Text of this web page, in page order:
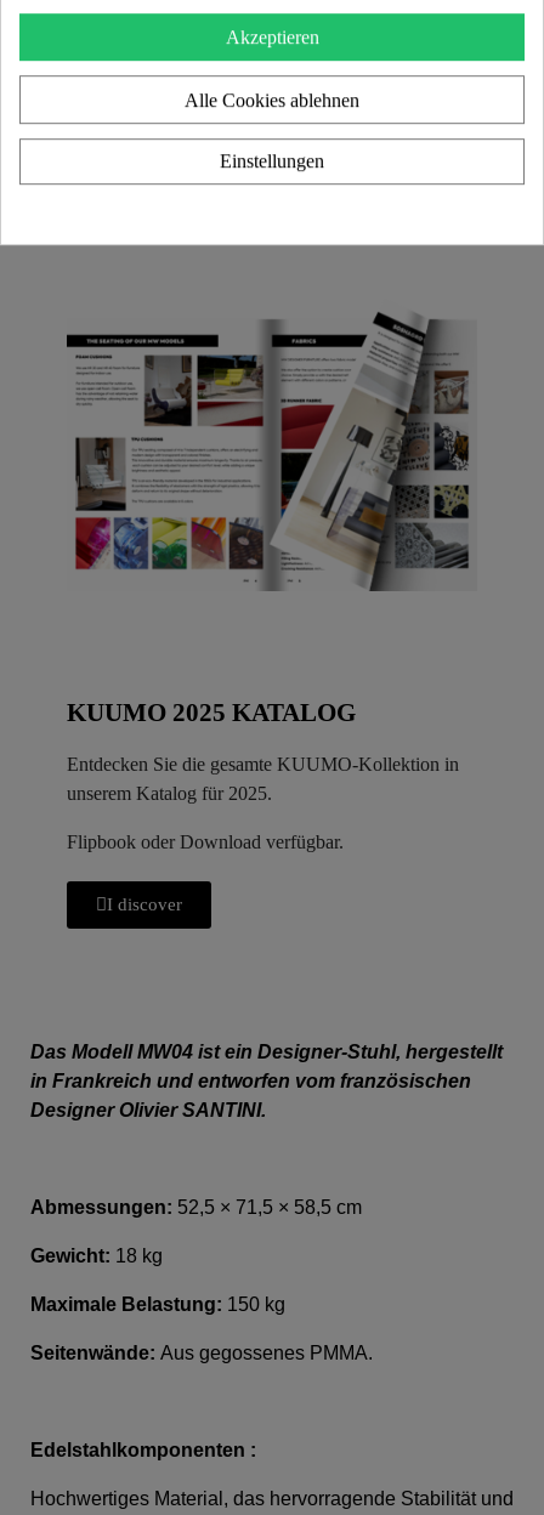
KUUMO 2025 KATALOG
Entdecken Sie die gesamte KUUMO-Kollektion in
unserem Katalog für 2025.
Flipbook oder Download verfügbar.
I discover
Das Modell MW04 ist ein Designer-Stuhl, hergestellt
in Frankreich und entworfen vom französischen
Designer Olivier SANTINI.
Abmessungen: 52,5 × 71,5 × 58,5 cm
Gewicht: 18 kg
Maximale Belastung: 150 kg
Seitenwände: Aus gegossenes PMMA.
Edelstahlkomponenten :
Hochwertiges Material, das hervorragende Stabilität und
Akzeptieren
Alle Cookies ablehnen
Einstellungen